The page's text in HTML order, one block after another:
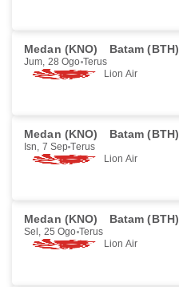
Medan (KNO) Batam (BTH)
Jum, 28 Ogo Terus
Lion Air
Medan (KNO) Batam (BTH)
Isn, 7 Sep Terus
Lion Air
Medan (KNO) Batam (BTH)
Sel, 25 Ogo Terus
Lion Air